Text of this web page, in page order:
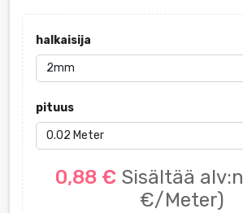
halkaisija
pituus
0,88 € Sisältää alv:n
€/Meter)